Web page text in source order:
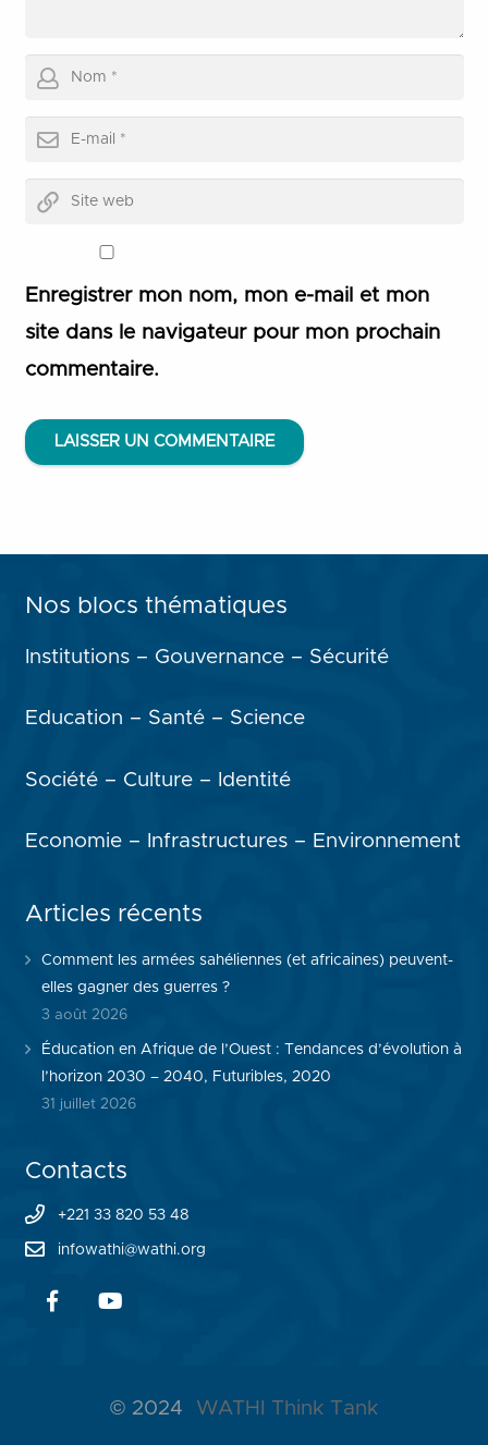
Enregistrer mon nom, mon e-mail et mon
site dans le navigateur pour mon prochain
commentaire.
LAISSER UN COMMENTAIRE
Nos blocs thématiques
Institutions – Gouvernance – Sécurité
Education – Santé – Science
Société – Culture – Identité
Economie – Infrastructures – Environnement
Articles récents
Comment les armées sahéliennes (et africaines) peuvent-
elles gagner des guerres ?
3 août 2026
Éducation en Afrique de l’Ouest : Tendances d’évolution à
l’horizon 2030 – 2040, Futuribles, 2020
31 juillet 2026
Contacts
+221 33 820 53 48
infowathi@wathi.org
© 2024 WATHI Think Tank